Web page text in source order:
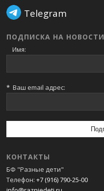
Telegram
ПОДПИСКА НА НОВОСТИ
Имя:
* Ваш email адрес:
КОНТАКТЫ
БФ "Разные дети"
Телефон: +7 (916) 790-25-00